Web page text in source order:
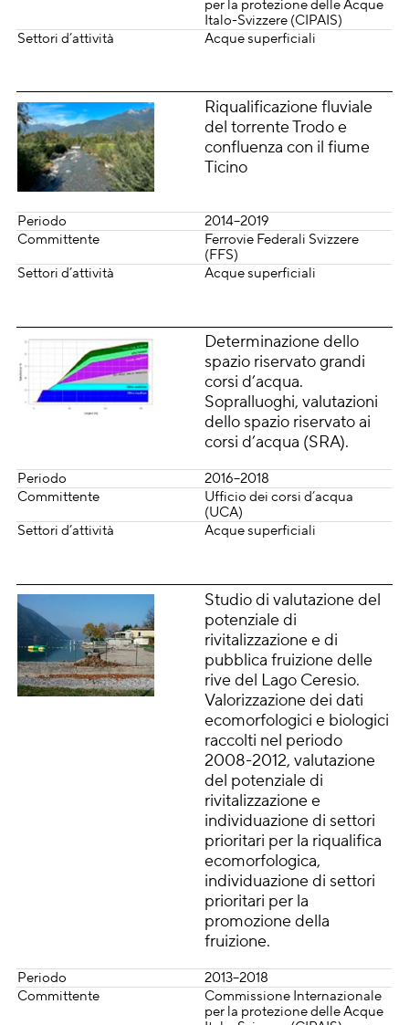
per la protezione delle Acque
Italo-Svizzere (CIPAIS)
Settori d’attività
Acque superficiali
Riqualificazione fluviale
del torrente Trodo e
confluenza con il fiume
Ticino
Periodo
2014–2019
Committente
Ferrovie Federali Svizzere
(FFS)
Settori d’attività
Acque superficiali
Determinazione dello
spazio riservato grandi
corsi d’acqua.
Sopralluoghi, valutazioni
dello spazio riservato ai
corsi d’acqua (SRA).
Periodo
2016–2018
Committente
Ufficio dei corsi d’acqua
(UCA)
Settori d’attività
Acque superficiali
Studio di valutazione del
potenziale di
rivitalizzazione e di
pubblica fruizione delle
rive del Lago Ceresio.
Valorizzazione dei dati
ecomorfologici e biologici
raccolti nel periodo
2008-2012, valutazione
del potenziale di
rivitalizzazione e
individuazione di settori
prioritari per la riqualifica
ecomorfologica,
individuazione di settori
prioritari per la
promozione della
fruizione.
Periodo
2013–2018
Committente
Commissione Internazionale
per la protezione delle Acque